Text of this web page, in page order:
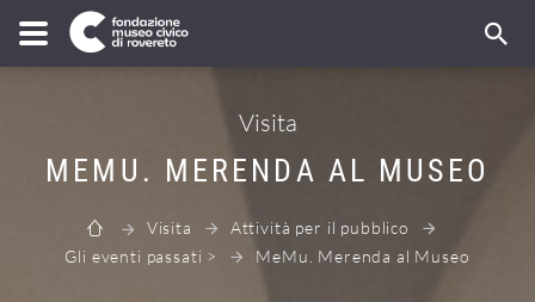
Visita
MEMU. MERENDA AL MUSEO
Visita
Attività per il pubblico
Gli eventi passati >
MeMu. Merenda al Museo